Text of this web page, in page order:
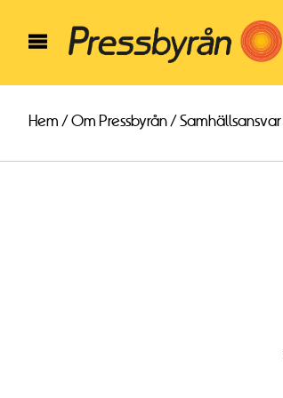
Hem / Om Pressbyrån/ Samhällsansvar